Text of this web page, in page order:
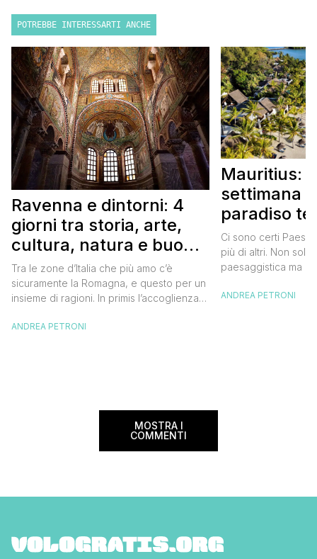
POTREBBE INTERESSARTI ANCHE
Ravenna e dintorni: 4
giorni tra storia, arte,
cultura, natura e buon
cibo
Tra le zone d’Italia che più amo c’è
sicuramente la Romagna, e questo per un
insieme di ragioni. In primis l’accoglienza,
sempre accolto da sorrisi e da parole
ANDREA PETRONI
Mauritius:
settimana
paradiso
Itinerario
Ci sono certi Paesi
più di altri. Non
paesaggistica ma
di questi. Uno di
ANDREA PETRONI
MOSTRA I
COMMENTI